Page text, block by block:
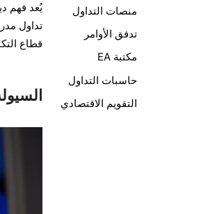
منصات التداول
تدفق الأوامر
مكتبة EA
حاسبات التداول
التقويم الاقتصادي
قطاع